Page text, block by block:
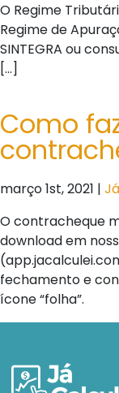
O Regime
Regime de
SINTEGRA ou
[…]
Como
março 1st, 2021 |
O contracheque
download em
fechamento e
ícone “folha”.